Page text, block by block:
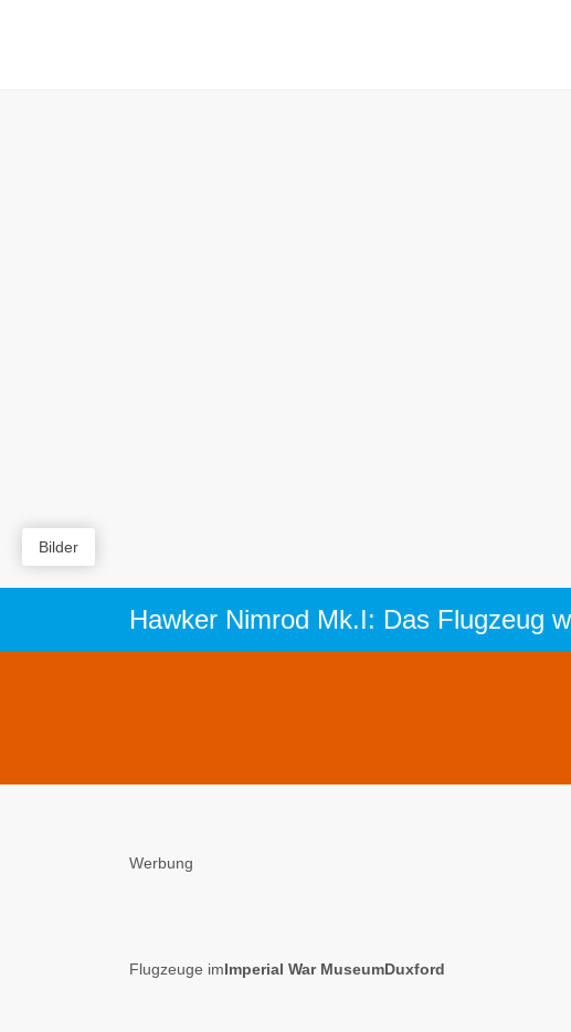
Bilder
Hawker Nimrod Mk.I: Das Flugzeug
Werbung
Flugzeuge imImperial War MuseumDuxford